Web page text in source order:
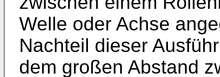
Welle oder Achse
Nachteil dieser
dem großen Abstand